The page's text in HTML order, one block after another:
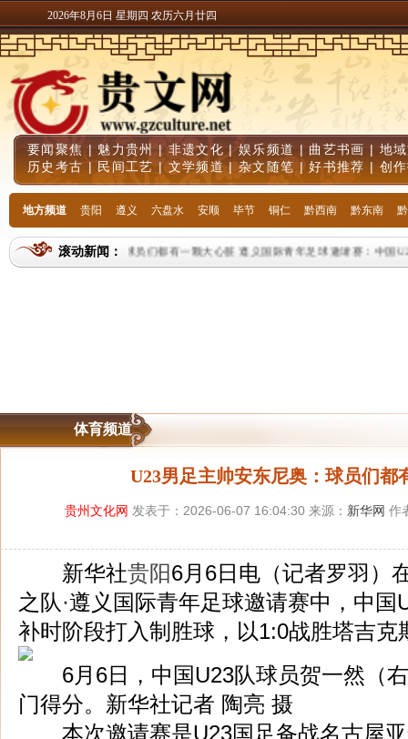
2026年8月6日 星期四 农历六月廿四
要闻聚焦| 魅力贵州|非遗文化 |娱乐频道 | 曲艺书画 | 地
历史考古 | 民间工艺 |文学频道|杂文随笔 |好书推荐 | 创
地方频道 贵阳 遵义 六盘水 安顺 毕节 铜仁 黔西南 黔东南
滚动新闻：
男足主帅安东尼奥：球员们都有一颗大心脏 遵义国际青年足球邀请赛：中国
体育频道
U23男足主帅安东尼奥：球员们都
贵州文化网 发表于：2026-06-07 16:04:30 来源： 新华网 作
新华社贵阳6月6日电（记者罗羽）
之队·遵义国际青年足球邀请赛中，中
补时阶段打入制胜球，以1:0战胜塔吉克
6月6日，中国U23队球员贺一然（右
门得分。新华社记者 陶亮 摄
本次邀请赛是U23国足备战名古屋亚